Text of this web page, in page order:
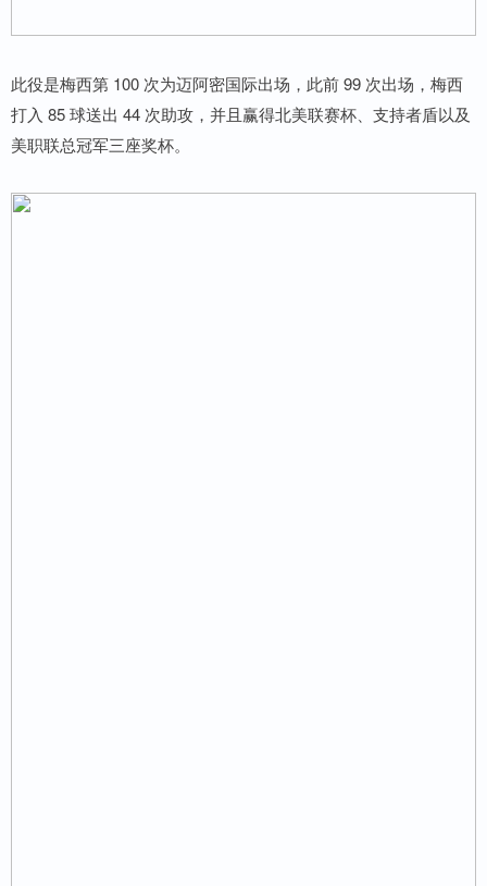
此役是梅西第 100 次为迈阿密国际出场，此前 99 次出场，梅西
打入 85 球送出 44 次助攻，并且赢得北美联赛杯、支持者盾以及
美职联总冠军三座奖杯。